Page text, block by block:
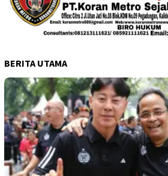
BERITA UTAMA